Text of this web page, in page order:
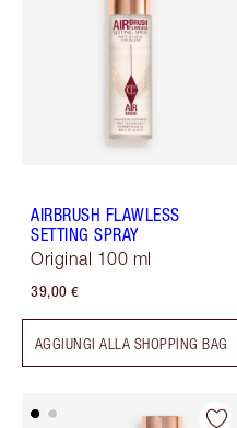
AIRBRUSH FLAWLESS
SETTING SPRAY
Original 100 ml
39,00 €
AGGIUNGI ALLA SHOPPING BAG